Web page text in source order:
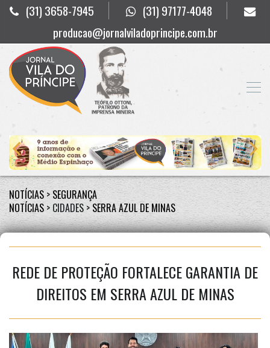
(31) 3658-7945
(31) 97177-4048
producao@jornalviladoprincipe.com.br
NOTÍCIAS > SEGURANÇA
NOTÍCIAS > CIDADES > SERRA AZUL DE MINAS
REDE DE PROTEÇÃO FORTALECE GARANTIA DE
DIREITOS EM SERRA AZUL DE MINAS